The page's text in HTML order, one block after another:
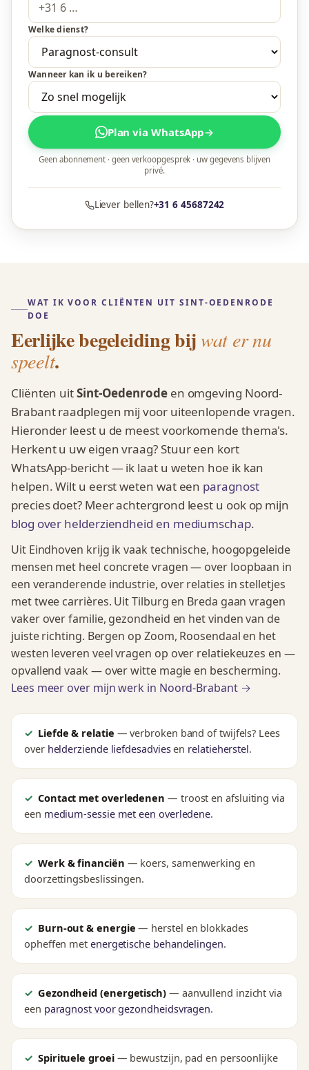
Welke dienst?
Wanneer kan ik u bereiken?
Plan via WhatsApp→
Geen abonnement · geen verkoopgesprek · uw gegevens blijven
privé.
Liever bellen?+31 6 45687242
WAT IK VOOR CLIËNTEN UIT SINT-OEDENRODE
DOE
Eerlijke begeleiding bijwat er nu
speelt.
Cliënten uitSint-Oedenrodeen omgeving Noord-
Brabant raadplegen mij voor uiteenlopende vragen.
Hieronder leest u de meest voorkomende thema's.
Herkent u uw eigen vraag? Stuur een kort
WhatsApp-bericht — ik laat u weten hoe ik kan
helpen. Wilt u eerst weten wat een paragnost
precies doet? Meer achtergrond leest u ook op mijn
blog over helderziendheid en mediumschap.
Uit Eindhoven krijg ik vaak technische, hoogopgeleide
mensen met heel concrete vragen — over loopbaan in
een veranderende industrie, over relaties in stelletjes
met twee carrières. Uit Tilburg en Breda gaan vragen
vaker over familie, gezondheid en het vinden van de
juiste richting. Bergen op Zoom, Roosendaal en het
westen leveren veel vragen op over relatiekeuzes en —
opvallend vaak — over witte magie en bescherming.
Lees meer over mijn werk in Noord-Brabant →
Liefde & relatie — verbroken band of twijfels? Lees
over helderziende liefdesadviesen relatieherstel.
Contact met overledenen — troost en afsluiting via
een medium-sessie met een overledene.
Werk & financiën — koers, samenwerking en
doorzettingsbeslissingen.
Burn-out & energie — herstel en blokkades
opheffen met energetische behandelingen.
Gezondheid (energetisch) — aanvullend inzicht via
een paragnost voor gezondheidsvragen.
Spirituele groei— bewustzijn, pad en persoonlijke